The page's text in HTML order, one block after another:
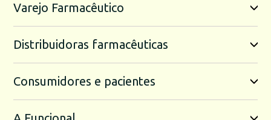
Varejo Farmacêutico
Distribuidoras farmacêuticas
Consumidores e pacientes